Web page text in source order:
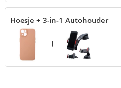
Hoesje + 3-in-1 Autohouder
+